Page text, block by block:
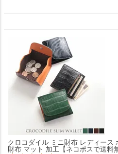
クロコダイル ミニ財布 レディース
財布 マット 加工【ネコポスで送料